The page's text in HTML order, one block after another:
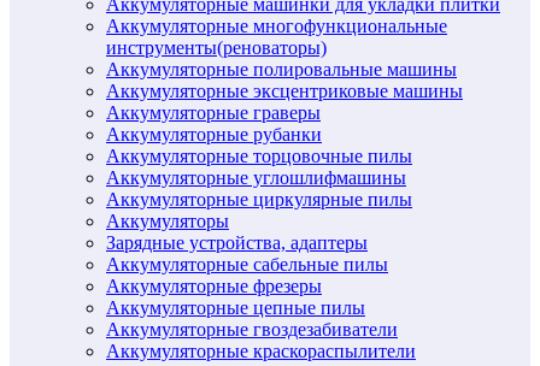
Аккумуляторные машинки для укладки плитки
Аккумуляторные многофункциональные
инструменты(реноваторы)
Аккумуляторные полировальные машины
Аккумуляторные эксцентриковые машины
Аккумуляторные граверы
Аккумуляторные рубанки
Аккумуляторные торцовочные пилы
Аккумуляторные углошлифмашины
Аккумуляторные циркулярные пилы
Аккумуляторы
Зарядные устройства, адаптеры
Аккумуляторные сабельные пилы
Аккумуляторные фрезеры
Аккумуляторные цепные пилы
Аккумуляторные гвоздезабиватели
Аккумуляторные краскораспылители